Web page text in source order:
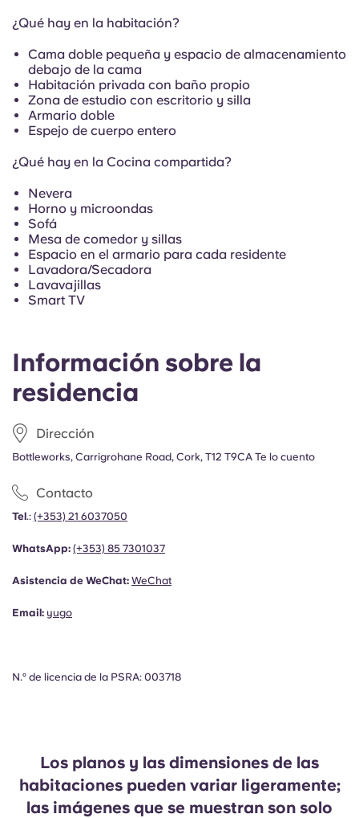
Información sobre la
residencia
Dirección
Bottleworks, Carrigrohane Road, Cork, T12 T9CA Te lo cuento
Contacto
Tel.: (+353) 21 6037050
WhatsApp: (+353) 85 7301037
Asistencia de WeChat: WeChat
Email: yugo
N.º de licencia de la PSRA: 003718
¿Qué hay en la habitación?
Cama doble pequeña y espacio de almacenamiento
debajo de la cama
Habitación privada con baño propio
Zona de estudio con escritorio y silla
Armario doble
Espejo de cuerpo entero
¿Qué hay en la Cocina compartida?
Nevera
Horno y microondas
Sofá
Mesa de comedor y sillas
Espacio en el armario para cada residente
Lavadora/Secadora
Lavavajillas
Smart TV
Los planos y las dimensiones de las
habitaciones pueden variar ligeramente;
las imágenes que se muestran son solo